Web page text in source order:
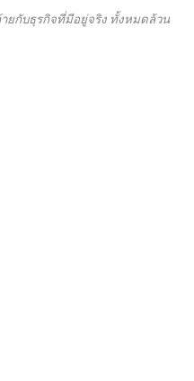
ายกับธุรกิจที่มีอยู่จริง ทั้งหมดล้วน